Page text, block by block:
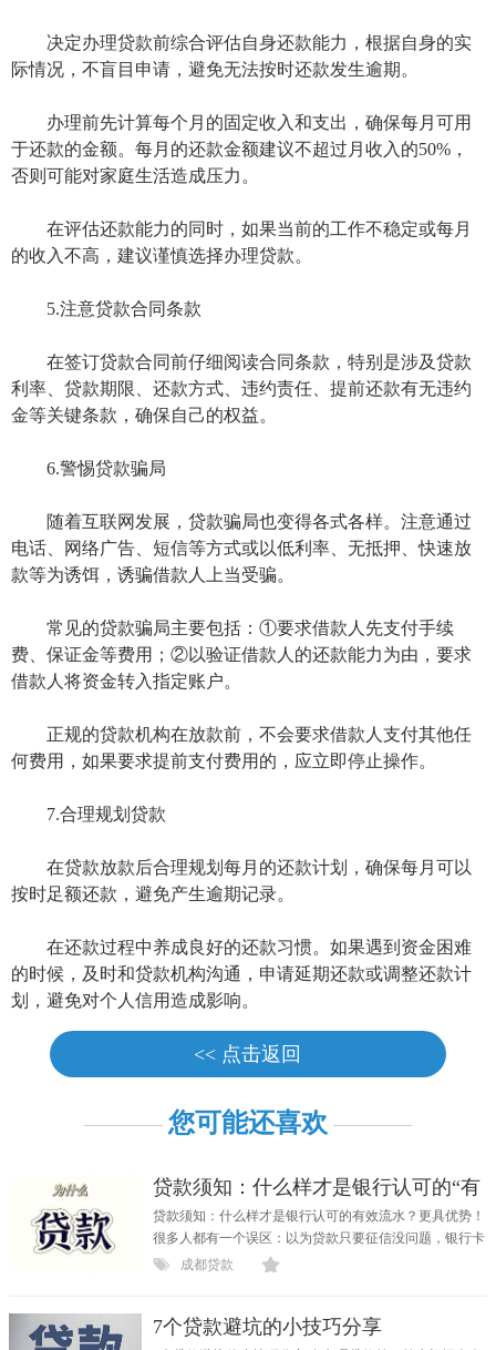
决定办理贷款前综合评估自身还款能力，根据自身的实
际情况，不盲目申请，避免无法按时还款发生逾期。
办理前先计算每个月的固定收入和支出，确保每月可用
于还款的金额。每月的还款金额建议不超过月收入的50%，
否则可能对家庭生活造成压力。
在评估还款能力的同时，如果当前的工作不稳定或每月
的收入不高，建议谨慎选择办理贷款。
5.注意贷款合同条款
在签订贷款合同前仔细阅读合同条款，特别是涉及贷款
利率、贷款期限、还款方式、违约责任、提前还款有无违约
金等关键条款，确保自己的权益。
6.警惕贷款骗局
随着互联网发展，贷款骗局也变得各式各样。注意通过
电话、网络广告、短信等方式或以低利率、无抵押、快速放
款等为诱饵，诱骗借款人上当受骗。
常见的贷款骗局主要包括：①要求借款人先支付手续
费、保证金等费用；②以验证借款人的还款能力为由，要求
借款人将资金转入指定账户。
正规的贷款机构在放款前，不会要求借款人支付其他任
何费用，如果要求提前支付费用的，应立即停止操作。
7.合理规划贷款
在贷款放款后合理规划每月的还款计划，确保每月可以
按时足额还款，避免产生逾期记录。
在还款过程中养成良好的还款习惯。如果遇到资金困难
的时候，及时和贷款机构沟通，申请延期还款或调整还款计
划，避免对个人信用造成影响。
<< 点击返回
您可能还喜欢
贷款须知：什么样才是银行认可的“有
效
贷款须知：什么样才是银行认可的有效流水？更具优势！
很多人都有一个误区：以为贷款只要征信没问题，银行卡
流...
成都贷款
7个贷款避坑的小技巧分享